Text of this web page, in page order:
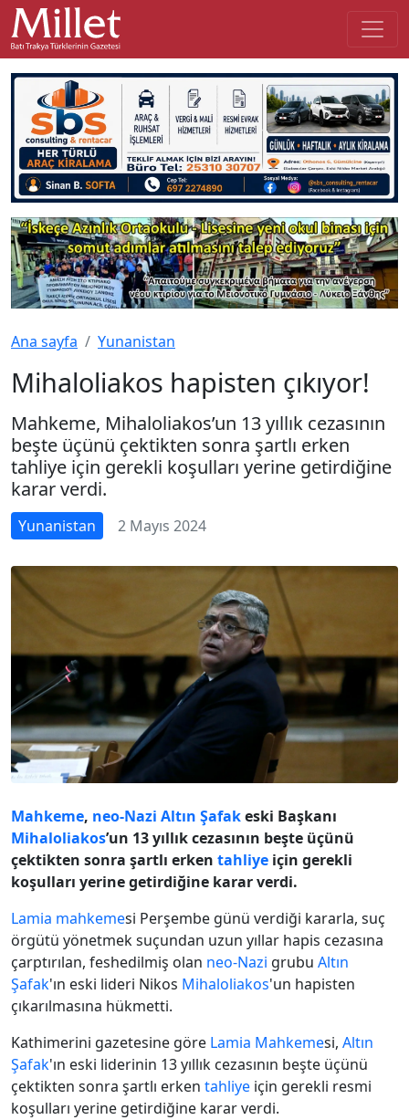
Ana sayfa Yunanistan
Mihaloliakos hapisten çıkıyor!
Mahkeme, Mihaloliakos’un 13 yıllık cezasının
beşte üçünü çektikten sonra şartlı erken
tahliye için gerekli koşulları yerine getirdiğine
karar verdi.
Yunanistan 2 Mayıs 2024
Mahkeme, neo-Nazi Altın Şafakeski Başkanı
Mihaloliakos’un 13 yıllık cezasının beşte üçünü
çektikten sonra şartlı erken tahliye için gerekli
koşulları yerine getirdiğine karar verdi.
Lamia mahkemesi Perşembe günü verdiği kararla, suç
örgütü yönetmek suçundan uzun yıllar hapis cezasına
çarptırılan, feshedilmiş olan neo-Nazi grubu Altın
Şafak'ın eski lideri Nikos Mihaloliakos'un hapisten
çıkarılmasına hükmetti.
Kathimerini gazetesine göre Lamia Mahkemesi, Altın
Şafak'ın eski liderinin 13 yıllık cezasının beşte üçünü
çektikten sonra şartlı erken tahliye için gerekli resmi
koşulları yerine getirdiğine karar verdi.